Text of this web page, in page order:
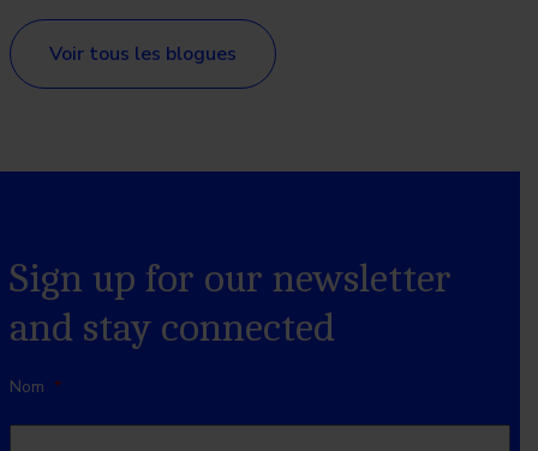
Voir tous les blogues
Sign up for our newsletter
and stay connected
Nom *